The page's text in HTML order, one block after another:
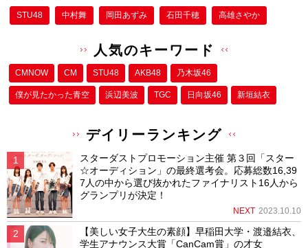
STU48 中村舞 岡田あずみ 石田千穂 高雄さやか
人気のキーワード
CMNOW CM STU48 AKB48 乃木坂46
僕が⾒たかった⻘空 浜辺美波 TGC 日向坂46 新垣結衣
デイリーランキング
スターダストプロモーション主催 第３回「スター
☆オーディション」の最終選考会。応募総数16,39
7人の中から選び抜かれたファイナリスト16人から
グランプリが決定！
NEXT 2023.10.10
【美しい女子大生の素顔】早稲田大学・渡邉結衣、
学生アナウンス大賞「CanCam賞」の才女